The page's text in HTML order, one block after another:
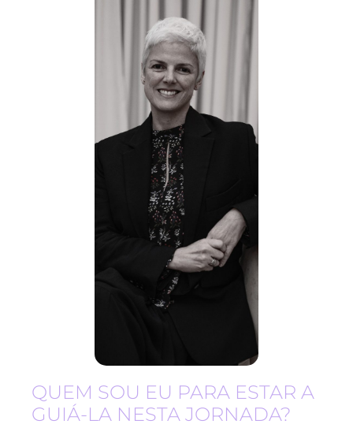
QUEM SOU EU PARA ESTAR A
GUIÁ-LA NESTA JORNADA?